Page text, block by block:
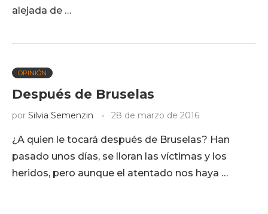
alejada de …
OPINIÓN
Después de Bruselas
por Silvia Semenzin 28 de marzo de 2016
¿A quien le tocará después de Bruselas? Han
pasado unos días, se lloran las víctimas y los
heridos, pero aunque el atentado nos haya …